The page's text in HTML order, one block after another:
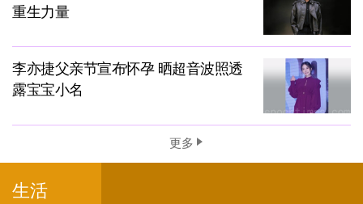
重生力量
李亦捷父亲节宣布怀孕 晒超音波照透
露宝宝小名
更多
生活